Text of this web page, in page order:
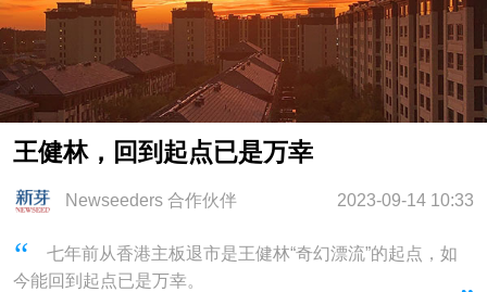
王健林，回到起点已是万幸
2023-09-14 10:33
Newseeders 合作伙伴
七年前从香港主板退市是王健林“奇幻漂流”的起点，如
今能回到起点已是万幸。